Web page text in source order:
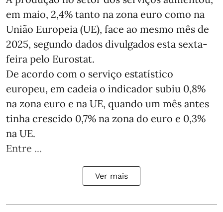
em maio, 2,4% tanto na zona euro como na
União Europeia (UE), face ao mesmo mês de
2025, segundo dados divulgados esta sexta-
feira pelo Eurostat.
De acordo com o serviço estatístico
europeu, em cadeia o indicador subiu 0,8%
na zona euro e na UE, quando um mês antes
tinha crescido 0,7% na zona do euro e 0,3%
na UE.
Entre ...
Ver mais